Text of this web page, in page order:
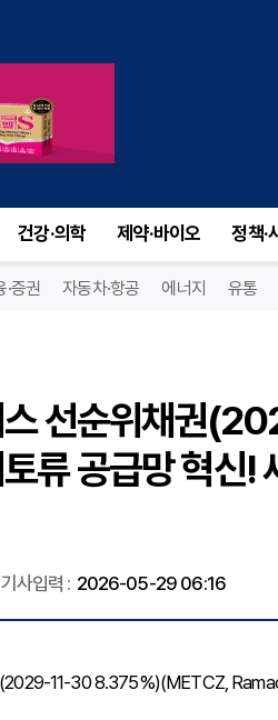
건강·의학 제약·바이오 정책·
·증권 자동차·항공 에너지 유통
스 선순위채권
류 공급망 혁신!
기사입력 : 2026-05-29 06:16
11-30 8.375%)(METCZ,